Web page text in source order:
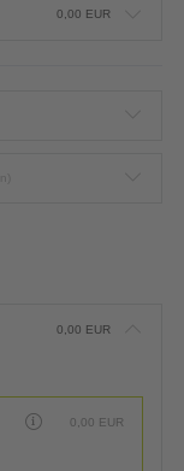
0,00 EUR
0,00 EUR
0,00 EUR